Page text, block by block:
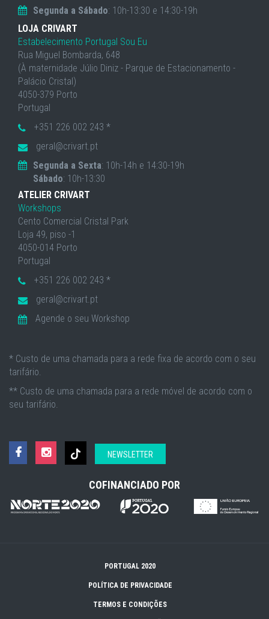
Segunda a Sábado: 10h-13:30 e 14:30-19h
LOJA CRIVART
Estabelecimento Portugal Sou Eu
Rua Miguel Bombarda, 648
(À maternidade Júlio Diniz - Parque de Estacionamento -
Palácio Cristal)
4050-379 Porto
Portugal
+351 226 002 243 *
geral@crivart.pt
Segunda a Sexta: 10h-14h e 14:30-19h
Sábado: 10h-13:30
ATELIER CRIVART
Workshops
Cento Comercial Cristal Park
Loja 49, piso -1
4050-014 Porto
Portugal
+351 226 002 243 *
geral@crivart.pt
Agende o seu Workshop
* Custo de uma chamada para a rede fixa de acordo com o seu
tarifário.
** Custo de uma chamada para a rede móvel de acordo com o
seu tarifário.
NEWSLETTER
COFINANCIADO POR
PORTUGAL 2020
POLÍTICA DE PRIVACIDADE
TERMOS E CONDIÇÕES